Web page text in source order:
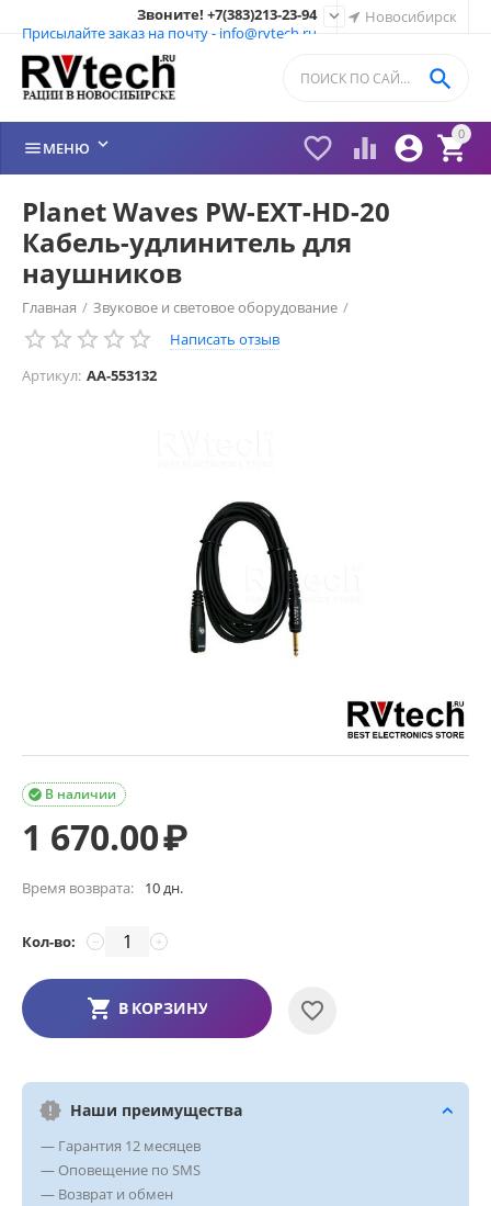
Новосибирск
Звоните! +7(383)213-23-94
Присылайте заказ на почту - info@rvtech.ru

0


 

МЕНЮ 
Planet Waves PW-EXT-HD-20
Кабель-удлинитель для
наушников
Главная / Звуковое и световое оборудование /
Cпециальные кабели
/
Написать отзыв
Артикул: AA-553132
В наличии

1 670.00₽
Время возврата: 10 дн.
Кол-во: +
−
В КОРЗИНУ
Наши преимущества
— Гарантия 12 месяцев
— Оповещение по SMS
— Возврат и обмен